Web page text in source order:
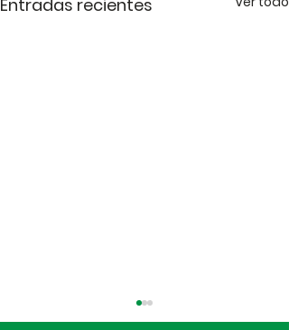
Entradas recientes
Comunicado Oficial: